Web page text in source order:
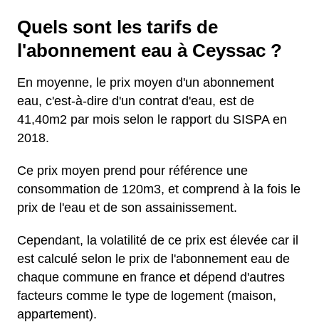
Quels sont les tarifs de
l'abonnement eau à Ceyssac ?
En moyenne, le prix moyen d'un abonnement
eau, c'est-à-dire d'un contrat d'eau, est de
41,40m2 par mois selon le rapport du SISPA en
2018.
Ce prix moyen prend pour référence une
consommation de 120m3, et comprend à la fois le
prix de l'eau et de son assainissement.
Cependant, la volatilité de ce prix est élevée car il
est calculé selon le prix de l'abonnement eau de
chaque commune en france et dépend d'autres
facteurs comme le type de logement (maison,
appartement).